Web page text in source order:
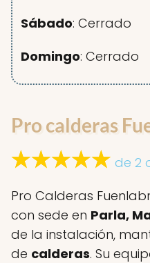
Sábado: Cerrado
Domingo: Cerrado
Pro calderas
de 2
Pro Calderas
con sede en Parla,
de la instalación,
de calderas. Su